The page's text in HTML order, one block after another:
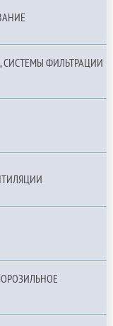
СИСТЕМЫ ФИЛЬТРАЦИИ